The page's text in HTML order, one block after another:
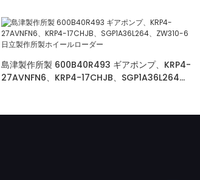
島津製作所製 600B40R493 ギアポンプ、KRP4-
27AVNFN6、KRP4-17CHJB、SGP1A36L264、